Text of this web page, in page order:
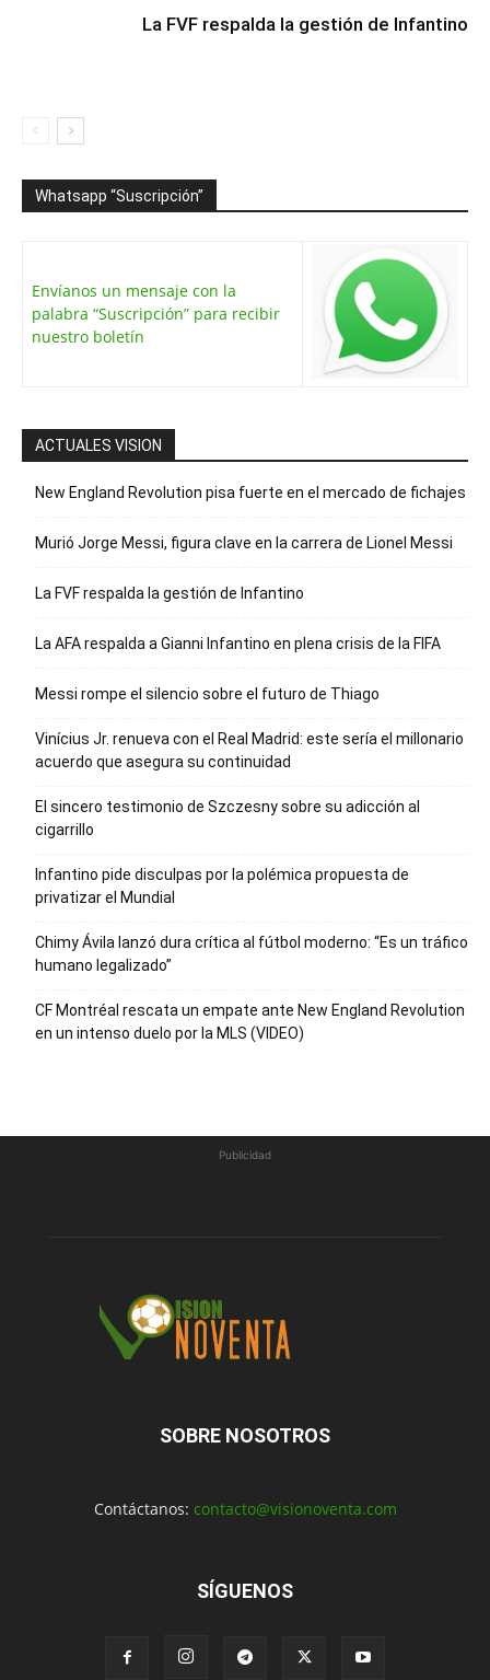
La FVF respalda la gestión de Infantino
Whatsapp “Suscripción”
Envíanos un mensaje con la
palabra “Suscripción” para recibir
nuestro boletín
ACTUALES VISION
New England Revolution pisa fuerte en el mercado de fichajes
Murió Jorge Messi, figura clave en la carrera de Lionel Messi
La FVF respalda la gestión de Infantino
La AFA respalda a Gianni Infantino en plena crisis de la FIFA
Messi rompe el silencio sobre el futuro de Thiago
Vinícius Jr. renueva con el Real Madrid: este sería el millonario
acuerdo que asegura su continuidad
El sincero testimonio de Szczesny sobre su adicción al
cigarrillo
Infantino pide disculpas por la polémica propuesta de
privatizar el Mundial
Chimy Ávila lanzó dura crítica al fútbol moderno: “Es un tráfico
humano legalizado”
CF Montréal rescata un empate ante New England Revolution
en un intenso duelo por la MLS (VIDEO)
Publicidad
SOBRE NOSOTROS
Contáctanos: contacto@visionoventa.com
SÍGUENOS